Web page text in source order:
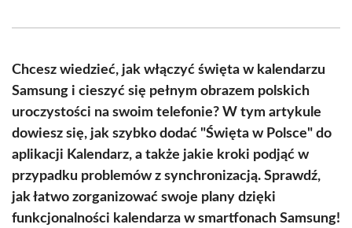
(Twitter)
Chcesz wiedzieć, jak włączyć święta w kalendarzu
Samsung i cieszyć się pełnym obrazem polskich
uroczystości na swoim telefonie? W tym artykule
dowiesz się, jak szybko dodać "Święta w Polsce" do
aplikacji Kalendarz, a także jakie kroki podjąć w
przypadku problemów z synchronizacją. Sprawdź,
jak łatwo zorganizować swoje plany dzięki
funkcjonalności kalendarza w smartfonach Samsung!